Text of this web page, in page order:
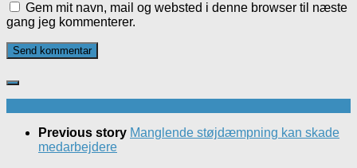
Gem mit navn, mail og websted i denne browser til næste
gang jeg kommenterer.
Previous story Manglende støjdæmpning kan skade
medarbejdere